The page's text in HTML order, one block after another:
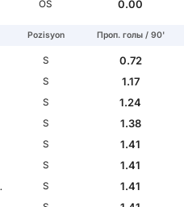
OS 0.00
Pozisyon Проп. голы / 90'
S
0.72
S
1.17
S
1.24
S
1.38
S
1.41
S
1.41
S
1.41